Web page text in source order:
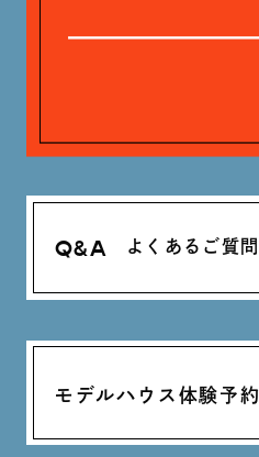
Q&A よくあるご質問
モデルハウス体験予約